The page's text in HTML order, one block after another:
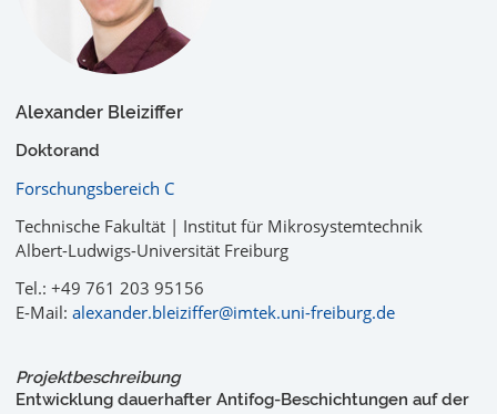
Alexander Bleiziffer
Doktorand
Forschungsbereich C
Technische Fakultät | Institut für Mikrosystemtechnik
Albert-Ludwigs-Universität Freiburg
Tel.: +49 761 203 95156
E-Mail: alexander.bleiziffer@imtek.uni-freiburg.de
Projektbeschreibung
Entwicklung dauerhafter Antifog-Beschichtungen auf der